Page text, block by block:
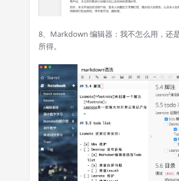
8、Markdown 编辑器：我不怎么用，还
所得。